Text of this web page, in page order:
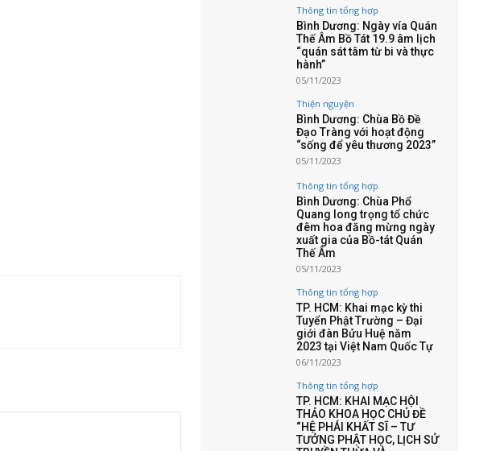
Thông tin tổng hợp
Bình Dương: Ngày vía Quán
Thế Âm Bồ Tát 19.9 âm lịch
“quán sát tâm từ bi và thực
hành”
05/11/2023
Thiện nguyện
Bình Dương: Chùa Bồ Đề
Đạo Tràng với hoạt động
“sống để yêu thương 2023”
05/11/2023
Thông tin tổng hợp
Bình Dương: Chùa Phổ
Quang long trọng tổ chức
đêm hoa đăng mừng ngày
xuất gia của Bồ-tát Quán
Thế Âm
05/11/2023
Thông tin tổng hợp
TP. HCM: Khai mạc kỳ thi
Tuyển Phật Trường – Đại
giới đàn Bửu Huệ năm
2023 tại Việt Nam Quốc Tự
06/11/2023
Thông tin tổng hợp
TP. HCM: KHAI MẠC HỘI
THẢO KHOA HỌC CHỦ ĐỀ
“HỆ PHÁI KHẤT SĨ – TƯ
TƯỞNG PHẬT HỌC, LỊCH SỬ